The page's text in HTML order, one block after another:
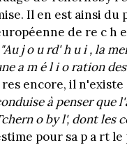
Il en est ainsi du
de re c h
"Au j o u rd' h u i , la
a m é l i o ration
encore, il
à penser que
o by l', dont les
pour sa p a rt